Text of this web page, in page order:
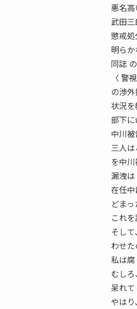
悪名
武田
懲戒処
明ら
同誌
〈 警
の渉
状況を
部下に
中川
三人
を中川
漏洩
在任
どま
これ
そし
わせた
私は腐
むし
呆れて
やは